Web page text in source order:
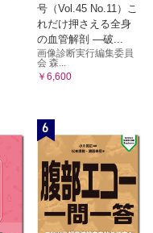
号（Vol.45 No.11）こ
れだけ押さえる全身
の血管解剖 ―破...
画像診断実行編集委員
会 森...
￥6,600
6